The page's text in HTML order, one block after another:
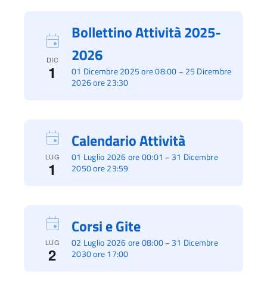
DIC
1 01 Dicembre 2025 ore 08:00 – 25 Dicembre
2026 ore 23:30
Bollettino Attività 2025-
2026
LUG
1
01 Luglio 2026 ore 00:01 – 31 Dicembre
2050 ore 23:59
Calendario Attività
LUG
2
02 Luglio 2026 ore 08:00– 31 Dicembre
2030 ore 17:00
Corsi e Gite